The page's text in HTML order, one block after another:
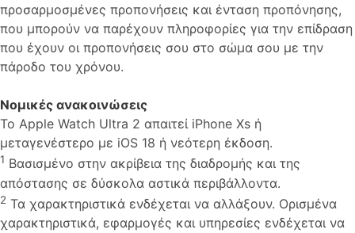
προσαρμοσμένες προπονήσεις και ένταση προπόνησης,
που μπορούν να παρέχουν πληροφορίες για την επίδραση
που έχουν οι προπονήσεις σου στο σώμα σου με την
πάροδο του χρόνου.
Νομικές ανακοινώσεις
Το Apple Watch Ultra 2 απαιτεί iPhone Xs ή
μεταγενέστερο με iOS 18 ή νεότερη έκδοση.
1 Βασισμένο στην ακρίβεια της διαδρομής και της
απόστασης σε δύσκολα αστικά περιβάλλοντα.
2 Τα χαρακτηριστικά ενδέχεται να αλλάξουν. Ορισμένα
χαρακτηριστικά, εφαρμογές και υπηρεσίες ενδέχεται να